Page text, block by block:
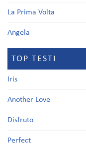
La Prima Volta
Angela
TOP TESTI
Iris
Another Love
Disfruto
Perfect